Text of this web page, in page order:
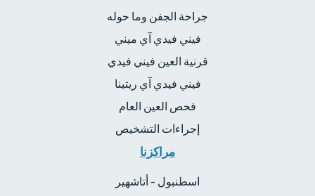
جراحة الجفن وما حوله
فيني فيدي آي ميني
قرنية العين فيني فيدي
فيني فيدي آي ريتينا
فحص العين العام
إجراءات التشخيص
مراكزنا
اسطنبول - أتاشهير